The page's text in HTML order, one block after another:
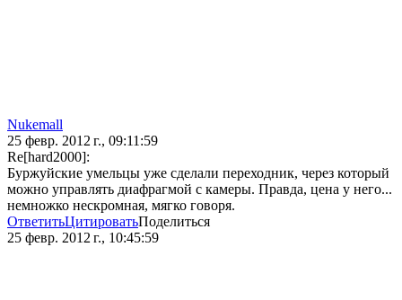
Nukemall
25 февр. 2012 г., 09:11:59
Re[hard2000]:
Буржуйские умельцы уже сделали переходник, через который
можно управлять диафрагмой с камеры. Правда, цена у него...
немножко нескромная, мягко говоря.
ОтветитьЦитироватьПоделиться
25 февр. 2012 г., 10:45:59